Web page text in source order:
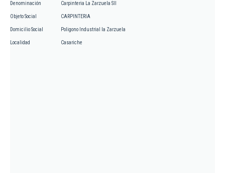
Denominación Carpinteria La Zarzuela Sll
Objeto Social CARPINTERIA
Domicilio Social Poligono Industrial la Zarzuela
Localidad Casariche